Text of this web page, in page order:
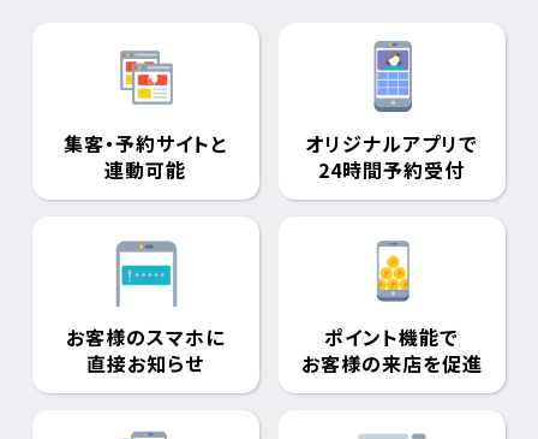
集客・予約サイトと
連動可能
オリジナルアプリで
24時間予約受付
お客様のスマホに
直接お知らせ
ポイント機能で
お客様の来店を促進